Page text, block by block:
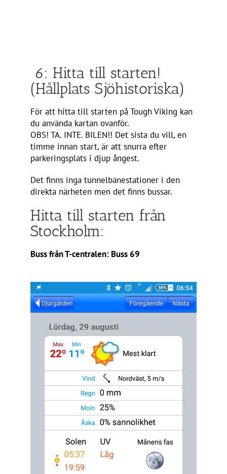
6: Hitta till starten!
(Hållplats Sjöhistoriska)
För att hitta till starten på Tough Viking kan
du använda kartan ovanför.
OBS! TA. INTE. BILEN!! Det sista du vill, en
timme innan start, är att snurra efter
parkeringsplats i djup ångest.
Det finns inga tunnelbanestationer i den
direkta närheten men det finns bussar.
Hitta till starten från
Stockholm:
Buss från T-centralen: Buss 69